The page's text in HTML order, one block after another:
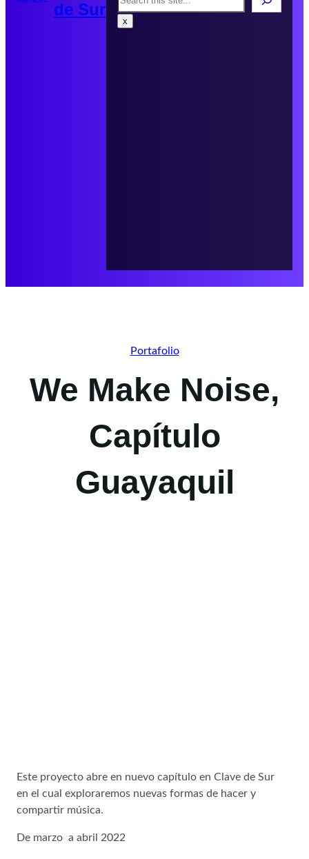
de Sur
x
Portafolio
We Make Noise,
Capítulo
Guayaquil
Este proyecto abre en nuevo capítulo en Clave de Sur
en el cual exploraremos nuevas formas de hacer y
compartir música.
De marzo a abril 2022